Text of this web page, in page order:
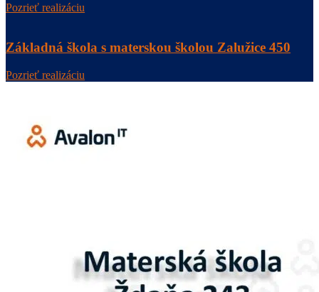
Pozrieť realizáciu
Základná škola s materskou školou Zalužice 450
Pozrieť realizáciu